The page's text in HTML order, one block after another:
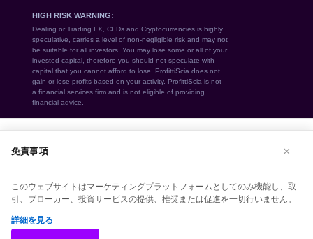
experience. By continuing to use our
cookies. See ourCookie Policyfor more
information.
免責事項 ×
このウェブサイトはマーケティングプラットフォームとしてのみ機能し、取
引、ブローカー、投資サービスの提供、推奨または促進を一切行いません。
詳細を見る